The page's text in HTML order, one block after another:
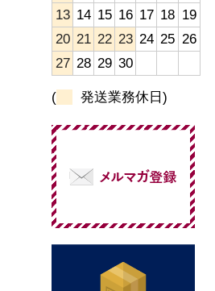
13 14 15 16 17 18 19
20 21 22 23 24 25 26
27 28 29 30
( 発送業務休日)